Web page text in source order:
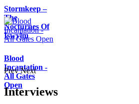
Stormkeep –
The
Nocturnes Of
Iswylm
Blood
Incantation -
All Gates
Open
Prev Next
Interviews